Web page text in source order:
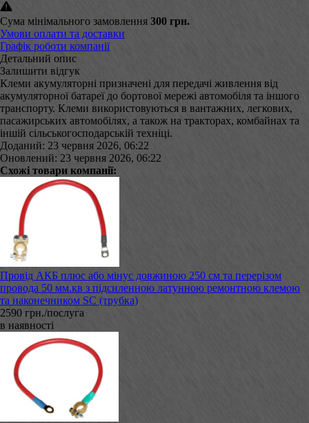
Сума мінімального замовлення 300 грн.
Умови оплати та доставки
Графік роботи компанії
Детальний опис
Залишити відгук
Клеми акумуляторні призначені для передачі живлення від
акумуляторної батареї до бортової мережі автомобіля та іншого
транспорту. Клеми використовуються в вантажних, легкових,
пасажирських автомобілях, а також на тракторах, комбайнах та
іншій сільськогосподарській техніці.
Доданий: 23 червня 2026, 06:22
Оновлений: 23 червня 2026, 06:22
Схожі товари компанії:
Провід АКБ плюс або мінус довжиною 250 см та перерізом
провода 50 мм.кв з підсиленною латунною ремонтною клемою
та наконечником SC (трубка)
2590 грн./послуга
в наявності